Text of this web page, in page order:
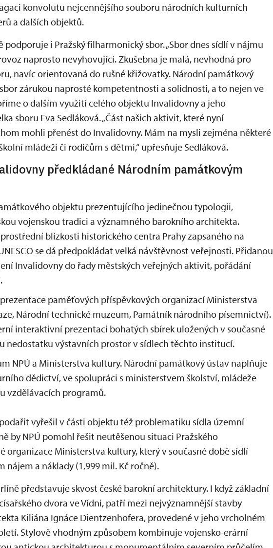
konvolutu nejcennějšího souboru národních kulturních
a dalších objektů.
i Pražský filharmonický sbor. „Sbor dnes sídlí v nájmu
naprosto nevyhovující. Zkušebna je malá, nevhodná pro
navíc orientovaná do rušné křižovatky. Národní památkový
zárukou naprosté kompetentnosti a solidnosti, a to nejen ve
o dalším využití celého objektu Invalidovny a jeho
sboru Eva Sedláková. „Část našich aktivit, které nyní
mohli přenést do Invalidovny. Mám na mysli zejména některé
mládeži či rodičům s dětmi,“ upřesňuje Sedláková.
předkládané Národním památkovým
objektu prezentujícího jedinečnou typologii,
vojenskou tradici a významného barokního architekta.
blízkosti historického centra Prahy zapsaného na
se dá předpokládat velká návštěvnost veřejnosti. Přidanou
Invalidovny do řady městských veřejných aktivit, pořádání
paměťových příspěvkových organizací Ministerstva
Národní technické muzeum, Památník národního písemnictví).
interaktivní prezentaci bohatých sbírek uložených v současné
nedostatku výstavních prostor v sídlech těchto institucí.
NPÚ a Ministerstva kultury. Národní památkový ústav naplňuje
dědictví, ve spolupráci s ministerstvem školství, mládeže
vzdělávacích programů.
vyřešil v části objektu též problematiku sídla územní
by NPÚ pomohl řešit neutěšenou situaci Pražského
organizace Ministerstva kultury, který v současné době sídlí
a náklady (1,999 mil. Kč ročně).
představuje skvost české barokní architektury. I když základní
dvora ve Vídni, patří mezi nejvýznamnější stavby
Kiliána Ignáce Dientzenhofera, provedené v jeho vrcholném
Stylově vhodným způsobem kombinuje vojensko-erární